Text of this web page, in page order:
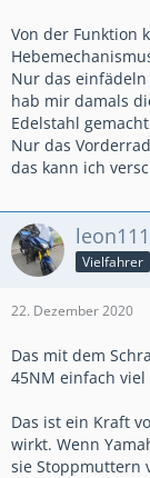
Von der Funktion
Nur das
hab mir damals
Edelstahl
Nur das
das kann ich
Vielfahrer
22. Dezember 2020
Das mit dem
45NM einfach
Das ist ein Kraft
wirkt. Wenn
sie Stoppmuttern